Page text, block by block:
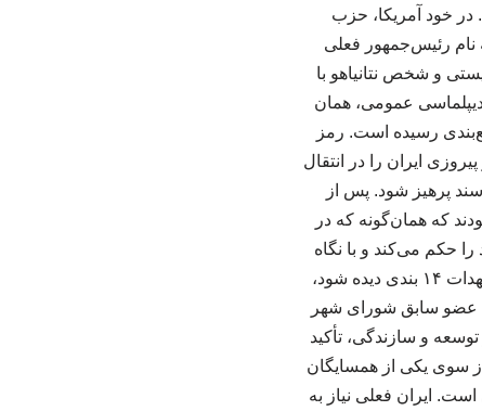
در خود آمریکا، حزب
نام رئیس‌جمهور فعلی
و شخص نتانیاهو با
دیپلماسی عمومی، همان
رسیده است. رمز
ایران را در انتقال
پرهیز شود. پس از
که همان‌گونه که در
حکم می‌کند و با نگاه
غیرخوش‌بینانه به طرف مقابل، به همان نسبتی که نشانه‌های مثبت و مستند از عمل آمریکا به تعهدات ۱۴ بندی دیده شود،
عضو سابق شورای شهر
و سازندگی، تأکید
با پیشنهاد تأسیس صندوق ۳۰۰ میلیارد دلاری از سوی یکی از همسایگان
ایران فعلی نیاز به